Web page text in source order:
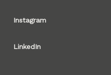
Instagram
LinkedIn